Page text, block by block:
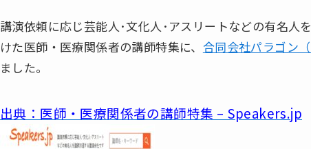
講演依頼に応じ芸能人･文化人･アスリートなどの有名
けた医師・医療関係者の講師特集に、 合同会社パラゴン
ました。
出典：医師・医療関係者の講師特集 – Speakers.jp